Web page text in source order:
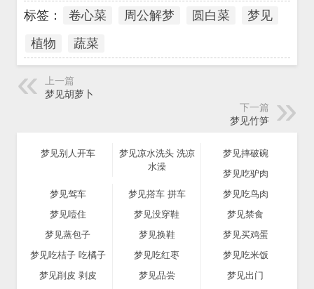
标签： 卷心菜 周公解梦 圆白菜
梦见
植物
蔬菜
上一篇
梦见胡萝卜
下一篇
梦见竹笋
梦见别人开车
梦见凉水洗头 洗凉
水澡
梦见摔破碗
梦见吃驴肉
梦见驾车
梦见撘车 拼车
梦见吃鸟肉
梦见噎住
梦见没穿鞋
梦见禁食
梦见蒸包子
梦见换鞋
梦见买鸡蛋
梦见吃桔子 吃橘子
梦见吃红枣
梦见吃米饭
梦见削皮 剥皮
梦见品尝
梦见出门